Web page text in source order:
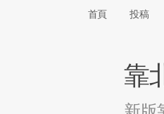
首頁 投稿
靠